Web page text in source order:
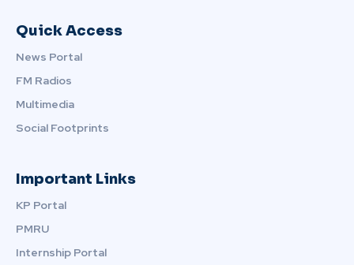
Quick Access
News Portal
FM Radios
Multimedia
Social Footprints
Important Links
KP Portal
PMRU
Internship Portal